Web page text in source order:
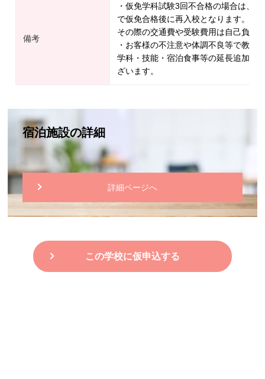
備考
・仮免学科試験3回不合格の場合は、
で仮免合格後に再入校となります。
その際の交通費や受験費用は自己負担
・お客様の不注意や体調不良等で教習
学科・技能・宿泊食事等の延長追加料
ざいます。
宿泊施設の詳細
詳細ページへ
この学校に仮申込する